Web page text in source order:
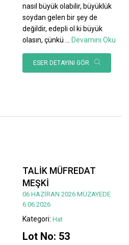
nasıl büyük olabilir, büyüklük
soydan gelen bir şey de
değildir, edepli ol ki büyük
olasın, çünkü ... Devamını Oku
ESER DETAYINI GÖR
TALİK MÜFREDAT
MEŞKİ
06 HAZİRAN 2026 MÜZAYEDE
6.06.2026
Kategori: Hat
Lot No: 53